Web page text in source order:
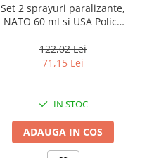
Set 2 sprayuri paralizante,
NATO 60 ml si USA Police
122,02 Lei
71,15 Lei
IN STOC
ADAUGA IN COS